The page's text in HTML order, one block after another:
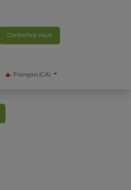
Contactez-nous
Français (CA)